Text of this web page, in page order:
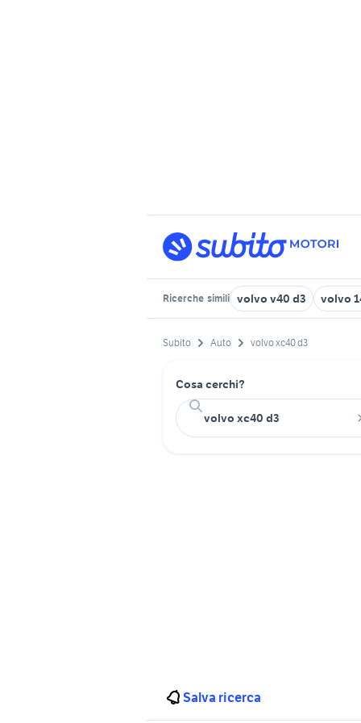
Ricerche simili volvo v40 d3 volvo
Subito Auto volvo xc40 d3
Cosa cerchi?
Salva ricerca